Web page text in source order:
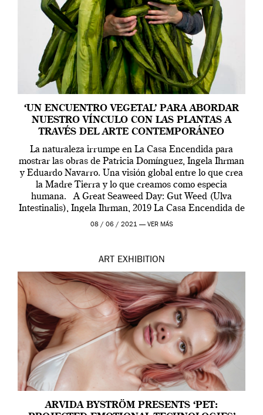
‘UN ENCUENTRO VEGETAL’ PARA ABORDAR
NUESTRO VÍNCULO CON LAS PLANTAS A
TRAVÉS DEL ARTE CONTEMPORÁNEO
La naturaleza irrumpe en La Casa Encendida para
mostrar las obras de Patricia Domínguez, Ingela Ihrman
y Eduardo Navarro. Una visión global entre lo que crea
la Madre Tierra y lo que creamos como especia
humana. A Great Seaweed Day: Gut Weed (Ulva
Intestinalis), Ingela Ihrman, 2019 La Casa Encendida de
Madrid y la Wellcome […]
08 / 06 / 2021 — VER MÁS
ART EXHIBITION
ARVIDA BYSTRÖM PRESENTS ‘PET: